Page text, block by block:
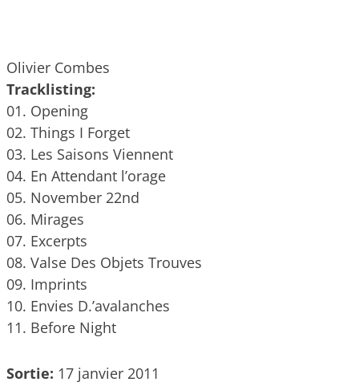
Olivier Combes
Tracklisting:
01. Opening
02. Things I Forget
03. Les Saisons Viennent
04. En Attendant l’orage
05. November 22nd
06. Mirages
07. Excerpts
08. Valse Des Objets Trouves
09. Imprints
10. Envies D.’avalanches
11. Before Night
Sortie: 17 janvier 2011